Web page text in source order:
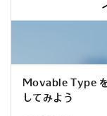
Movable Type を
してみよう